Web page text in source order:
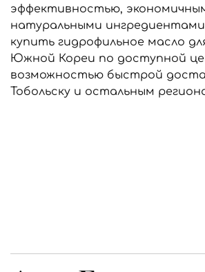
эффективностью,
натуральными
купить гидрофильное масло
Южной Кореи по доступной
возможностью быстрой
Тобольску и остальным